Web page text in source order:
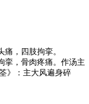
，四肢拘挛。
挛，骨肉疼痛。作汤主
》：主大风遍身碎